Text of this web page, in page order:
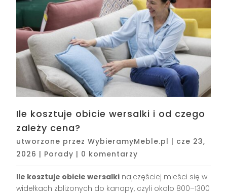
Ile kosztuje obicie wersalki i od czego
zależy cena?
utworzone przezWybieramyMeble.pl | cze 23,
2026 | Porady | 0 komentarzy
Ile kosztuje obicie wersalki najczęściej mieści się w
widełkach zbliżonych do kanapy, czyli około 800–1300